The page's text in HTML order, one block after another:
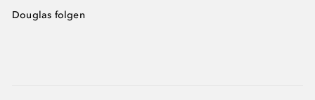
Douglas folgen